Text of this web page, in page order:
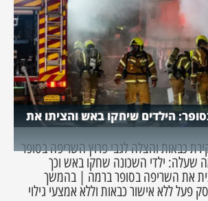
הילדים שיחקו באש והציתו את
כבאות והצלה לגבי פרוץ השריפה בסופר
ילדי השכונה שחקו באש וכך
את השריפה בסופר ברמה | בהמשך
ללא אישור כבאות וללא אמצעי גילוי